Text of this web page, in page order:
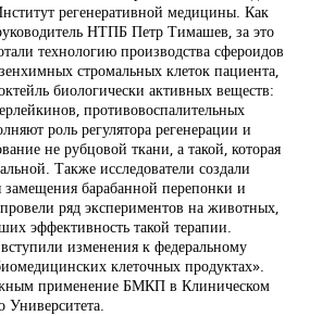
регенеративной медицины. Как
НТПБ Петр Тимашев, за это
технологию производства сфероидов
стромальных клеток пациента,
биологически активных веществ:
противовоспалительных
роль регулятора регенерации и
не рубцовой ткани, а такой, которая
Также исследователи создали
замещения барабанной перепонки и
ряд экспериментов на животных,
эффективность такой терапии.
изменения к федеральному
клеточных продуктах».
применение БМКП в Клиническом
Университета.